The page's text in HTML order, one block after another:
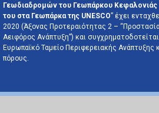
Γεωδιαδρομών του Γεωπάρκου Κεφαλονιάς
του στα Γεωπάρκα της UNESCO” έχει
2020 (Άξονας Προτεραιότητας 2 –
Αειφόρος Ανάπτυξη”) και
Ευρωπαϊκό Ταμείο Περιφερειακής Ανάπτυξης
πόρους.